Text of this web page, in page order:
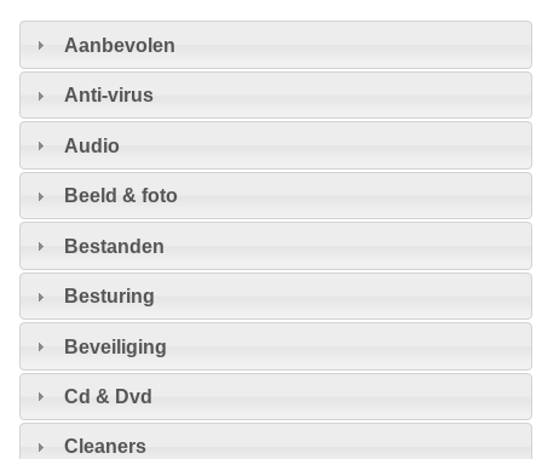
Aanbevolen
Anti-virus
Audio
Beeld & foto
Bestanden
Besturing
Beveiliging
Cd & Dvd
Cleaners